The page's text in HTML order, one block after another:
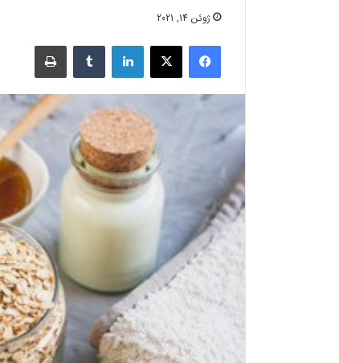
ژوئن 14, 2021
فیسبوک X لینکدین ‫تامبلر چاپ